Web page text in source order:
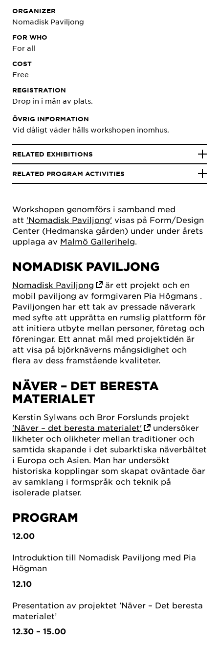
Workshopen genomförs i samband med
att 'Nomadisk Paviljong' visas på Form/Design
Center (Hedmanska gården) under under årets
upplaga av Malmö Gallerihelg.
NOMADISK PAVILJONG
Nomadisk Paviljong
är ett projekt och en
mobil paviljong av formgivaren Pia Högmans .
Paviljongen har ett tak av pressade näverark
med syfte att upprätta en rumslig plattform för
att initiera utbyte mellan personer, företag och
föreningar. Ett annat mål med projektidén är
att visa på björknäverns mångsidighet och
flera av dess framstående kvaliteter.
NÄVER – DET BERESTA
MATERIALET
Kerstin Sylwans och Bror Forslunds projekt
'Näver – det beresta materialet'
undersöker
likheter och olikheter mellan traditioner och
samtida skapande i det subarktiska näverbältet
i Europa och Asien. Man har undersökt
historiska kopplingar som skapat oväntade öar
av samklang i formspråk och teknik på
isolerade platser.
PROGRAM
12.00
Introduktion till Nomadisk Paviljong med Pia
Högman
12.10
Presentation av projektet ’Näver – Det beresta
materialet’
12.30 – 15.00
ORGANIZER
Nomadisk Paviljong
FOR WHO
For all
COST
Free
REGISTRATION
Drop in i mån av plats.
ÖVRIG INFORMATION
Vid dåligt väder hålls workshopen inomhus.
RELATED EXHIBITIONS
RELATED PROGRAM ACTIVITIES